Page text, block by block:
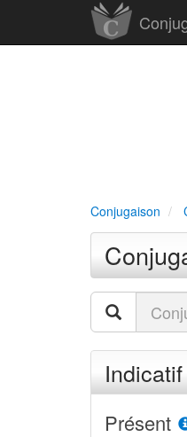
Conjugaison
Indicatif
Présent